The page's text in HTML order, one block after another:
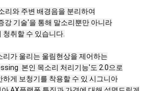
리와 주변 배경음을 분리하여
강 기술'을 통해 말소리뿐만 아니라
취할 수 있습니다.
리가 울리는 울림현상을 제어하는
본인 목소리 처리기능'도 2.0으로
하게 보청기를 착용할 수 있 시그니아